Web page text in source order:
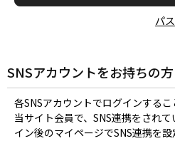
パ
SNSアカウントをお持ちの方
各SNSアカウントでログインするこ
当サイト会員で、SNS連携をされ
イン後のマイページでSNS連携を設